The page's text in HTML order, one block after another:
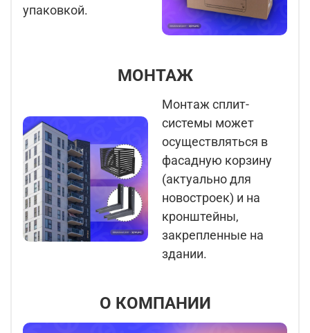
упаковкой.
МОНТАЖ
Монтаж сплит-
системы может
осуществляться в
фасадную корзину
(актуально для
новостроек) и на
кронштейны,
закрепленные на
здании.
О КОМПАНИИ